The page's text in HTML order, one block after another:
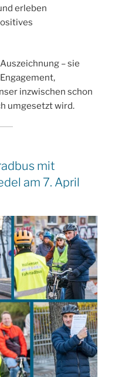
erleben
– sie
inzwischen schon
umgesetzt wird.
mit
am 7. April